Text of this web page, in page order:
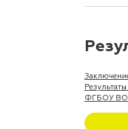
ФГБОУ ВО